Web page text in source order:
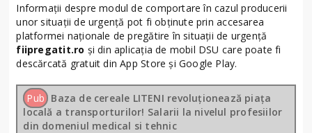
Informații despre modul de comportare în cazul producerii
unor situații de urgență pot fi obținute prin accesarea
platformei naționale de pregătire în situații de urgență
fiipregatit.ro și din aplicația de mobil DSU care poate fi
descărcată gratuit din App Store și Google Play.
Pub Baza de cereale LITENI revoluționează piața
locală a transporturilor! Salarii la nivelul profesiilor
din domeniul medical si tehnic